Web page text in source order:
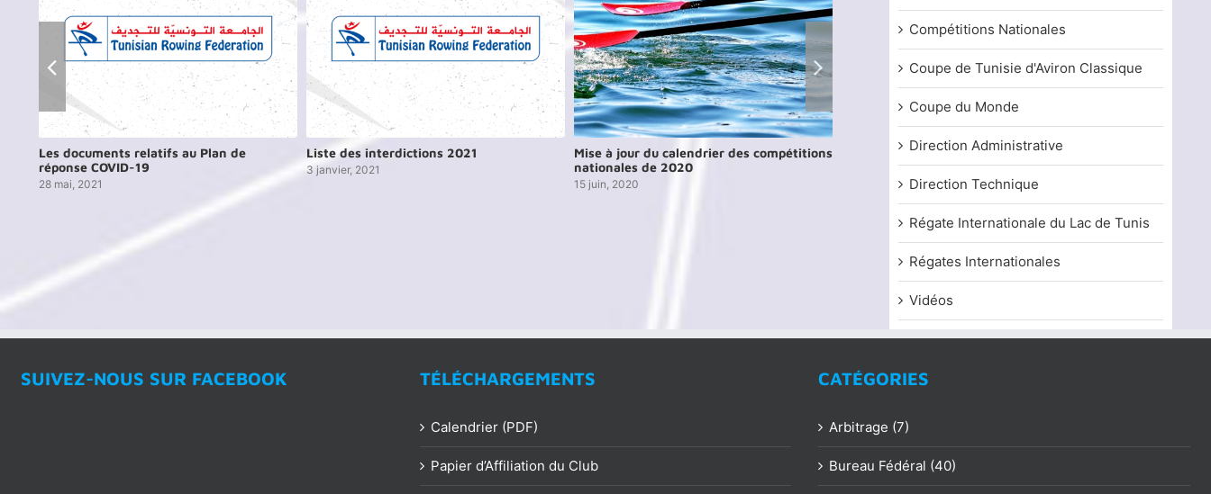
Les documents relatifs au Plan de
réponse COVID-19
28 mai, 2021
Liste des interdictions 2021
3 janvier, 2021
Mise à jour du calendrier des compétitions
nationales de 2020
15 juin, 2020
Questionnaire de sante : aviron –
catégorie masters
12 octobre, 2021
réponse COVID-
Compétitions Nationales
Coupe de Tunisie d'Aviron Classique
Coupe du Monde
Direction Administrative
Direction Technique
Régate Internationale du Lac de Tunis
Régates Internationales
Vidéos
SUIVEZ-NOUS SUR FACEBOOK TÉLÉCHARGEMENTS
Calendrier (PDF)
Papier d’Affiliation du Club
CATÉGORIES
Arbitrage (7)
Bureau Fédéral (40)